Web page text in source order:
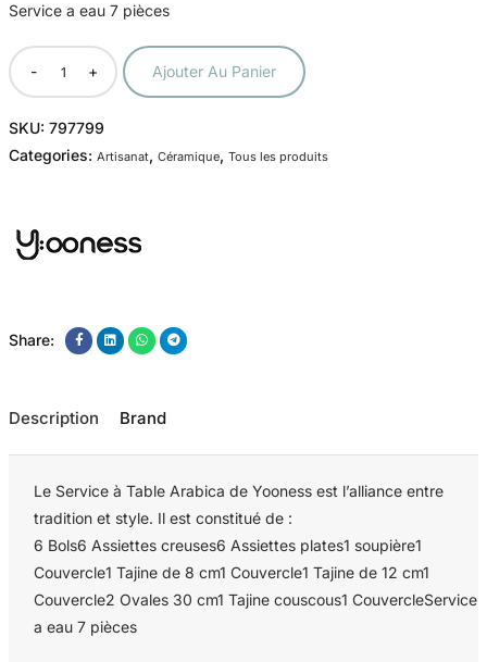
Service a eau 7 pièces
- + Ajouter Au Panier
SKU: 797799
Categories: Artisanat, Céramique, Tous les produits
Share:
Description Brand
Le Service à Table Arabica de Yooness est l’alliance entre
tradition et style. Il est constitué de :
6 Bols6 Assiettes creuses6 Assiettes plates1 soupière1
Couvercle1 Tajine de 8 cm1 Couvercle1 Tajine de 12 cm1
Couvercle2 Ovales 30 cm1 Tajine couscous1 CouvercleService
a eau 7 pièces